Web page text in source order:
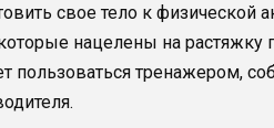
свое тело к физической
нацелены на
пользоваться тренажером,